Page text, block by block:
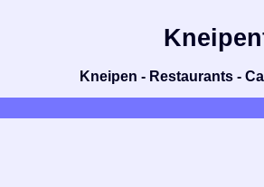
Kneipen - Restaurants -